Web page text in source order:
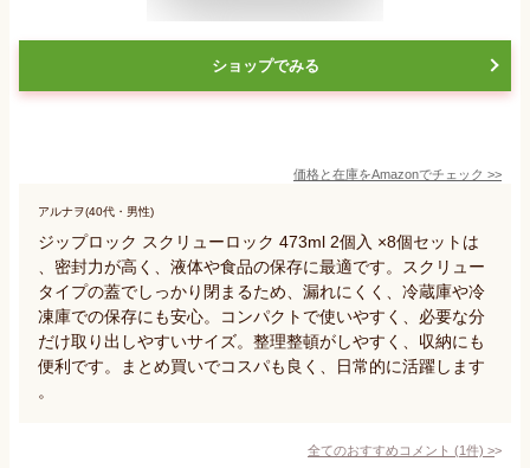
ショップでみる
価格と在庫をAmazonでチェック >>
アルナヲ(40代・男性)
ジップロック スクリューロック 473ml 2個入 ×8個セットは
、密封力が高く、液体や食品の保存に最適です。スクリュー
タイプの蓋でしっかり閉まるため、漏れにくく、冷蔵庫や冷
凍庫での保存にも安心。コンパクトで使いやすく、必要な分
だけ取り出しやすいサイズ。整理整頓がしやすく、収納にも
便利です。まとめ買いでコスパも良く、日常的に活躍します
。
全てのおすすめコメント (1件) >